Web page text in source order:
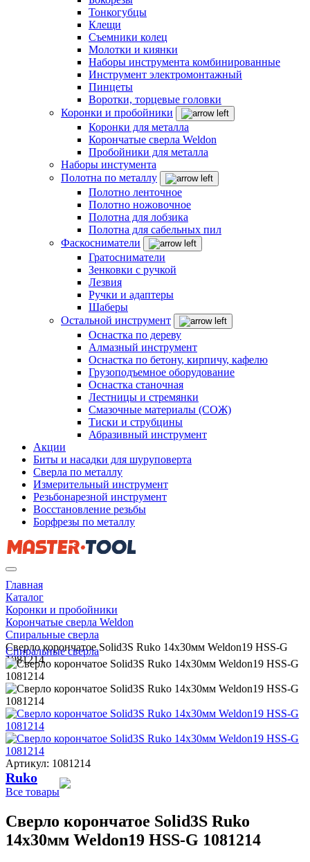
Тонкогубцы
Клещи
Съемники колец
Молотки и киянки
Наборы инструмента комбинированные
Инструмент электромонтажный
Пинцеты
Воротки, торцевые головки
Коронки и пробойники
Коронки для металла
Корончатые сверла Weldon
Пробойники для металла
Наборы инстумента
Полотна по металлу
Полотно ленточное
Полотно ножовочное
Полотна для лобзика
Полотна для сабельных пил
Фаскосниматели
Гратосниматели
Зенковки с ручкой
Лезвия
Ручки и адаптеры
Шаберы
Остальной инструмент
Оснастка по дереву
Алмазный инструмент
Оснастка по бетону, кирпичу, кафелю
Грузоподъемное оборудование
Оснастка станочная
Лестницы и стремянки
Смазочные материалы (СОЖ)
Тиски и струбцины
Абразивный инструмент
Акции
Биты и насадки для шуруповерта
Сверла по металлу
Измерительный инструмент
Резьбонарезной инструмент
Восстановление резьбы
Борфрезы по металлу
Главная
Каталог
Коронки и пробойники
Корончатые сверла Weldon
Спиральные сверла
Сверло корончатое Solid3S Ruko 14x30мм Weldon19 HSS-G
1081214
Спиральные сверла
Артикул: 1081214
Ruko
Все товары
Сверло корончатое Solid3S Ruko
14x30мм Weldon19 HSS-G 1081214